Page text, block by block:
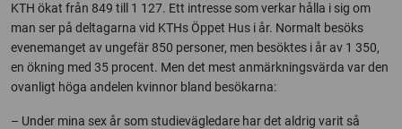
KTH ökat från 849 till 1 127. Ett intresse som verkar hålla i sig om
man ser på deltagarna vid KTHs Öppet Hus i år. Normalt besöks
evenemanget av ungefär 850 personer, men besöktes i år av 1 350,
en ökning med 35 procent. Men det mest anmärkningsvärda var den
ovanligt höga andelen kvinnor bland besökarna:
– Under mina sex år som studievägledare har det aldrig varit så